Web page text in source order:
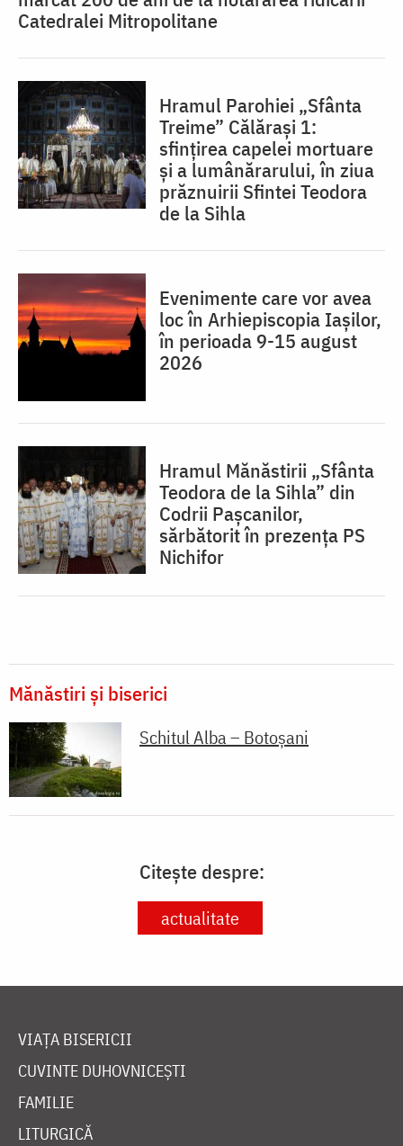
Catedralei Mitropolitane
Hramul Parohiei „Sfânta
Treime” Călărași 1:
sfințirea capelei mortuare
și a lumânărarului, în ziua
prăznuirii Sfintei Teodora
de la Sihla
Evenimente care vor avea
loc în Arhiepiscopia Iaşilor,
în perioada 9-15 august
2026
Hramul Mănăstirii „Sfânta
Teodora de la Sihla” din
Codrii Pașcanilor,
sărbătorit în prezența PS
Nichifor
Mănăstiri și biserici
Schitul Alba – Botoșani
Citește despre:
actualitate
VIAȚA BISERICII
CUVINTE DUHOVNICEȘTI
FAMILIE
LITURGICĂ